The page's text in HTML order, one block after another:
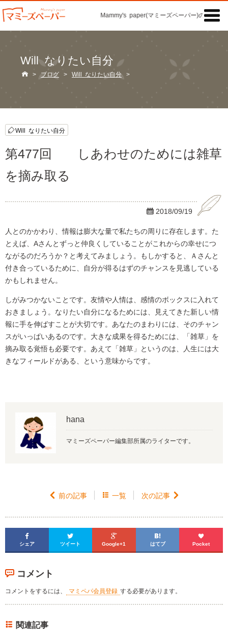
Mammy's paper(マミーズペーパー)の「記事」

Will なりたい自分
 > ブログ > Will なりたい自分 >
Will なりたい自分
第477回 しあわせのためには雑草
を摘み取る
 2018/09/19
人とのかかわり、情報は膨大な量で私たちの周りに存在します。た
とえば、Aさんとずっと仲良くしていることがこれからの幸せにつ
ながるのだろうか？と考えてみましょう。もしかすると、Ａさんと
付き合っているために、自分が得るはずのチャンスを見逃している
かもしれません。
しがみつかないことです。友情や人情は、感情のボックスに入れて
おきましょう。なりたい自分になるためには、見えてきた新しい情
報に手を伸ばすことが大切です。あなたのまわりには、そのチャン
スがいっぱいあるのです。大きな成果を得るためには、「雑草」を
摘み取る覚悟も必要です。あえて「雑草」というのは、人生には大
きなフィールドがある、という意味からです。
hana
マミーズペーパー編集部所属のライターです。
 前の記事  一覧 次の記事 

シェア

ツイート

Google+1

はてブ

Pocket
コメント
コメントをするには、 マミペパ会員登録 する必要があります。
関連記事